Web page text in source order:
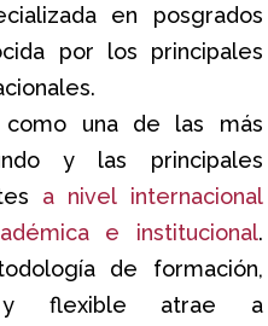
en posgrados
por los principales
como una de las más
y las principales
a nivel internacional
e institucional.
de formación,
y flexible atrae a